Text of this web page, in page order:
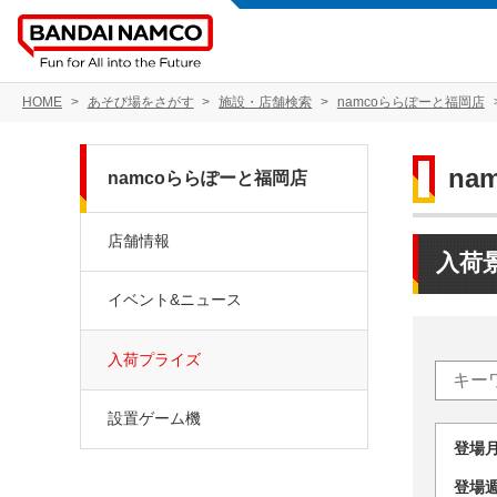
HOME あそび場をさがす 施設・店舗検索 namcoららぽーと福岡店
入荷
登
登
namcoららぽーと福岡店
店舗情報
イベント&ニュース
入荷プライズ
設置ゲーム機